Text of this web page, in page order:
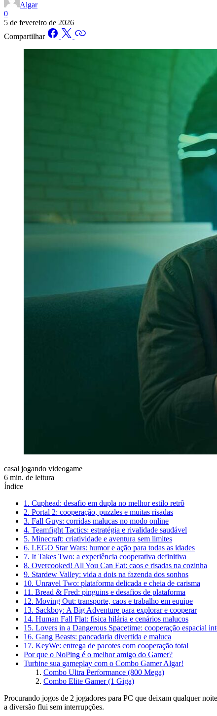
Algar
0
5 de fevereiro de 2026
Compartilhar
casal jogando videogame
6 min. de leitura
Índice
1. Cuphead: desafio em dupla no melhor estilo retrô
2. Portal 2: cooperação, puzzles e muitas risadas
3. Fall Guys: corridas malucas no modo online
4. Teamfight Tactics: estratégia e rivalidade saudável
5. Minecraft: criatividade e aventura sem limites
6. LEGO Star Wars: humor e ação para todas as idades
7. It Takes Two: a experiência cooperativa definitiva
8. Overcooked! All You Can Eat: caos e risadas na cozinha
9. Stardew Valley: vida a dois na fazenda dos sonhos
10. Unravel Two: plataforma delicada e cheia de carisma
11. Bread & Fred: pinguins e desafios de plataforma
12. Moving Out: transporte, caos e trabalho em equipe
13. Sackboy: A Big Adventure para explorar e cooperar
14. Human Fall Flat: física hilária e cenários malucos
15. Lovers in a Dangerous Spacetime: cooperação espacial
16. Gang Beasts: pancadaria divertida e maluca
17. KeyWe: entrega de pacotes com cooperação total
Por que o NoPing é o melhor amigo do Gamer?
Turbine sua gameplay com o Combo Gamer Algar!
Combo Ultra Performance (800 Mega)
Combo Elite Gamer (1 Giga)
Procurando jogos de 2 jogadores para PC que deixam qualquer
a diversão flui sem interrupções.